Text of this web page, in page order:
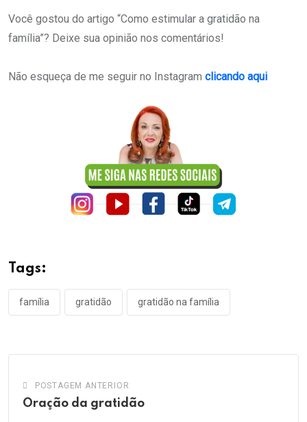
Você gostou do artigo “Como estimular a gratidão na
família”? Deixe sua opinião nos comentários!
Não esqueça de me seguir no Instagram clicando aqui
Tags:
família gratidão gratidão na família
POSTAGEM ANTERIOR
Oração da gratidão